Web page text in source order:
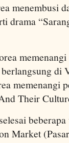
menembusi
drama
di
memenangi
Their
Market